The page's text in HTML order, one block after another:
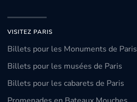
VISITEZ PARIS
Billets pour les Monuments de Paris
Billets pour les musées de Paris
Billets pour les cabarets de Paris